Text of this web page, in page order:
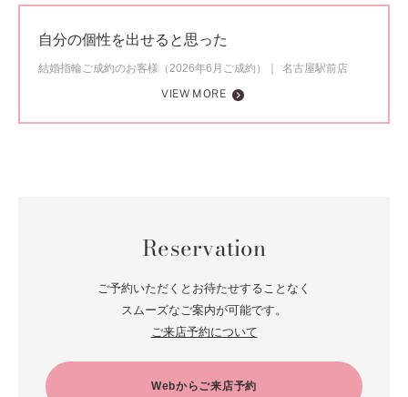
自分の個性を出せると思った
結婚指輪ご成約のお客様（2026年6月ご成約）
名古屋駅前店
VIEW MORE
Reservation
ご予約いただくとお待たせすることなく
スムーズなご案内が可能です。
ご来店予約について
Webからご来店予約